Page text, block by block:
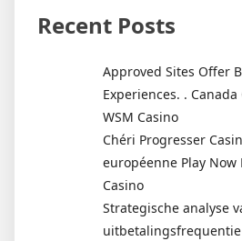
Recent Posts
Approved Sites Offer
Experiences. .
WSM Casino
Chéri Progresser
européenne Play
Casino
Strategische analyse